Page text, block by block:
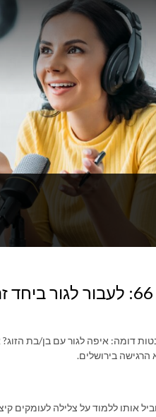
דומה: איפה לגור עם בן/בת
בירושלים.